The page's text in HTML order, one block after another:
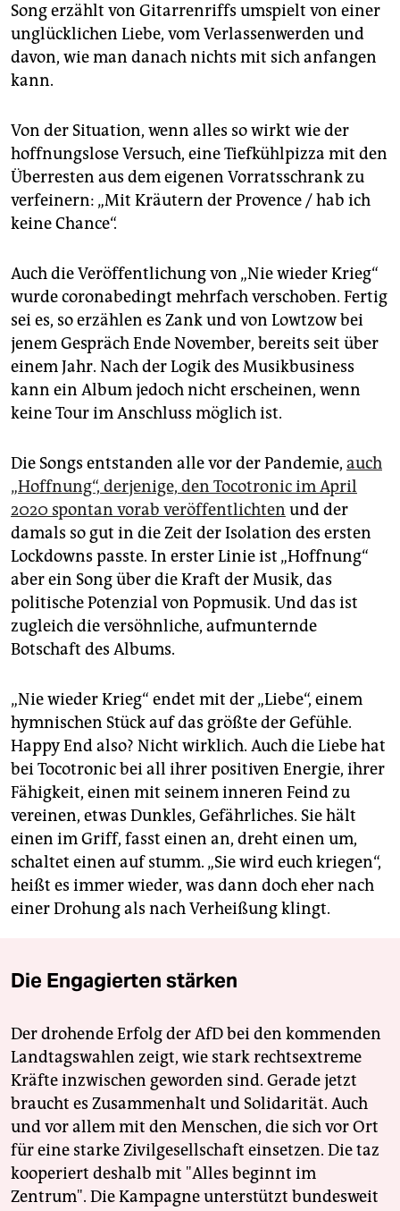
Song erzählt von Gitarrenriffs umspielt von einer
unglücklichen Liebe, vom Verlassenwerden und
davon, wie man danach nichts mit sich anfangen
kann.
Von der Situation, wenn alles so wirkt wie der
hoffnungslose Versuch, eine Tiefkühlpizza mit den
Überresten aus dem eigenen Vorratsschrank zu
verfeinern: „Mit Kräutern der Provence / hab ich
keine Chance“.
Auch die Veröffentlichung von „Nie wieder Krieg“
wurde coronabedingt mehrfach verschoben. Fertig
sei es, so erzählen es Zank und von Lowtzow bei
jenem Gespräch Ende November, bereits seit über
einem Jahr. Nach der Logik des Musikbusiness
kann ein Album jedoch nicht erscheinen, wenn
keine Tour im Anschluss möglich ist.
Die Songs entstanden alle vor der Pandemie, auch
„Hoffnung“, derjenige, den Tocotronic im April
2020 spontan vorab veröffentlichten und der
damals so gut in die Zeit der Isolation des ersten
Lockdowns passte. In erster Linie ist „Hoffnung“
aber ein Song über die Kraft der Musik, das
politische Potenzial von Popmusik. Und das ist
zugleich die versöhnliche, aufmunternde
Botschaft des Albums.
„Nie wieder Krieg“ endet mit der „Liebe“, einem
hymnischen Stück auf das größte der Gefühle.
Happy End also? Nicht wirklich. Auch die Liebe hat
bei Tocotronic bei all ihrer positiven Energie, ihrer
Fähigkeit, einen mit seinem inneren Feind zu
vereinen, etwas Dunkles, Gefährliches. Sie hält
einen im Griff, fasst einen an, dreht einen um,
schaltet einen auf stumm. „Sie wird euch kriegen“,
heißt es immer wieder, was dann doch eher nach
einer Drohung als nach Verheißung klingt.
Die Engagierten stärken
Der drohende Erfolg der AfD bei den kommenden
Landtagswahlen zeigt, wie stark rechtsextreme
Kräfte inzwischen geworden sind. Gerade jetzt
braucht es Zusammenhalt und Solidarität. Auch
und vor allem mit den Menschen, die sich vor Ort
für eine starke Zivilgesellschaft einsetzen. Die taz
kooperiert deshalb mit "Alles beginnt im
Zentrum". Die Kampagne unterstützt bundesweit